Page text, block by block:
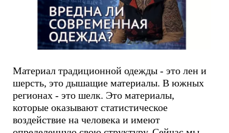
Материал традиционной одежды - это лен и
шерсть, это дышащие материалы. В южных
регионах - это шелк. Это материалы,
которые оказывают статистическое
воздействие на человека и имеют